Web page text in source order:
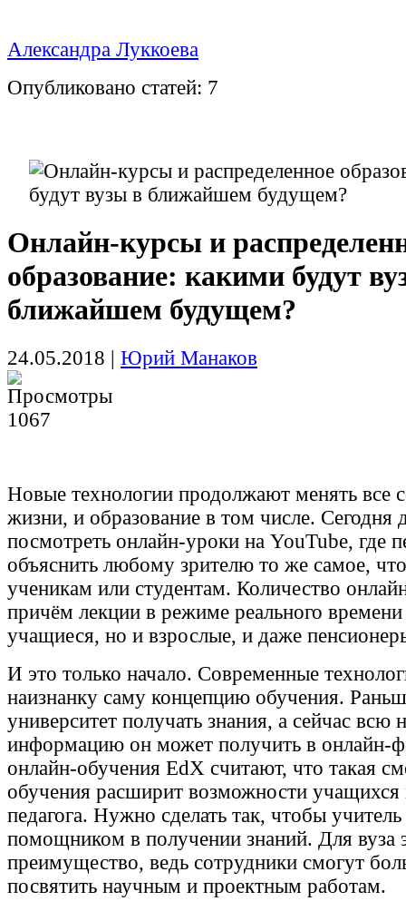
Александра Луккоева
Опубликовано статей: 7
Онлайн-курсы и
образование: какими будут
ближайшем будущем?
24.05.2018 | Юрий Манаков
1067
Новые технологии продолжают менять все
жизни, и образование в том числе. Сегодня
посмотреть онлайн-уроки на YouTube, где
объяснить любому зрителю то же самое,
ученикам или студентам. Количество
причём лекции в режиме реального времени
учащиеся, но и взрослые, и даже
И это только начало. Современные
наизнанку саму концепцию обучения.
университет получать знания, а сейчас
информацию он может получить в онлайн-
онлайн-обучения EdX считают, что такая
обучения расширит возможности учащихся
педагога. Нужно сделать так, чтобы
помощником в получении знаний. Для вуза
преимущество, ведь сотрудники смогут
посвятить научным и проектным работам.